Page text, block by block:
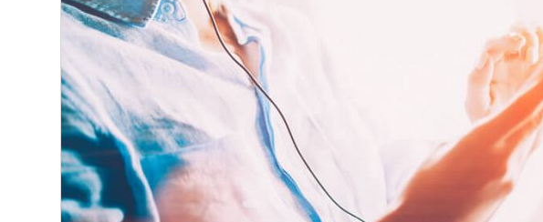
Москва
Паттайя
Пхукет